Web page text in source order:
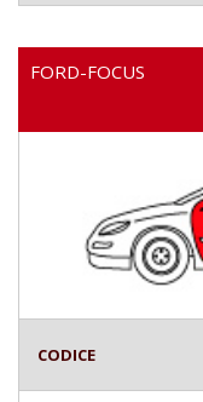
FORD-FOCUS
CODICE